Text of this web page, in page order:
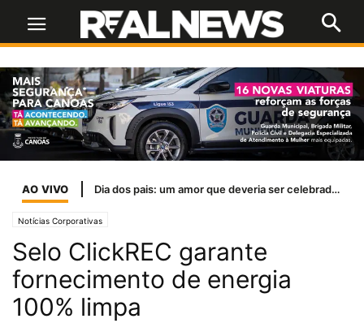
AO VIVO Dia dos pais: um amor que deveria ser celebrado todos os dias
Notícias Corporativas
Selo ClickREC garante
fornecimento de energia
100% limpa